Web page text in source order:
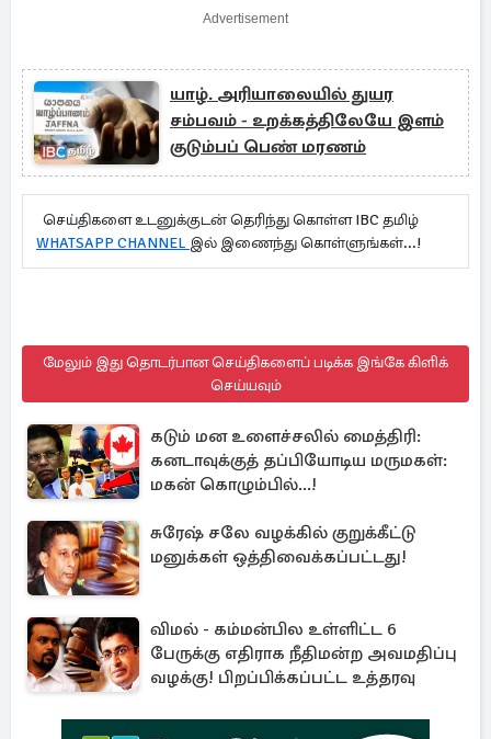
Advertisement
யாழ். அரியாலையில் துயர
சம்பவம் - உறக்கத்திலேயே இளம்
குடும்பப் பெண் மரணம்
செய்திகளை உடனுக்குடன் தெரிந்து கொள்ள IBC தமிழ்
WHATSAPP CHANNEL இல் இணைந்து கொள்ளுங்கள்...!
மேலும் இது தொடர்பான செய்திகளைப் படிக்க இங்கே கிளிக்
செய்யவும்
கடும் மன உளைச்சலில் மைத்திரி:
கனடாவுக்குத் தப்பியோடிய மருமகள்:
மகன் கொழும்பில்...!
சுரேஷ் சலே வழக்கில் குறுக்கீட்டு
மனுக்கள் ஒத்திவைக்கப்பட்டது!
விமல் - கம்மன்பில உள்ளிட்ட 6
பேருக்கு எதிராக நீதிமன்ற அவமதிப்பு
வழக்கு! பிறப்பிக்கப்பட்ட உத்தரவு